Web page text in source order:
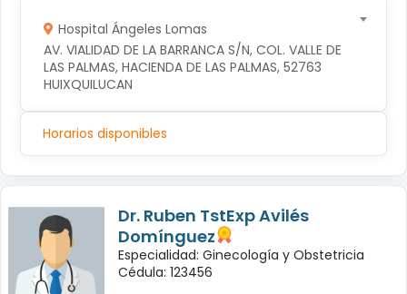
Hospital Ángeles Lomas
AV. VIALIDAD DE LA BARRANCA S/N, COL. VALLE DE
LAS PALMAS, HACIENDA DE LAS PALMAS, 52763
HUIXQUILUCAN
Horarios disponibles
Dr. Ruben TstExp Avilés
Domínguez
Especialidad: Ginecología y Obstetricia
Cédula: 123456